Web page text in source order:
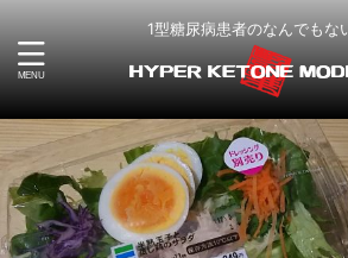
1型糖尿病患者のなんでもな